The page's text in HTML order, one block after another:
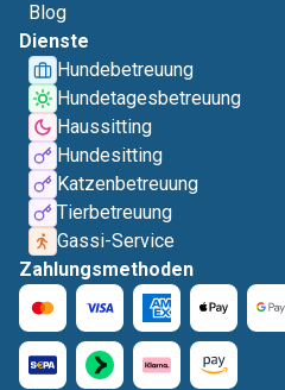
Blog
Dienste
Hundebetreuung
Hundetagesbetreuung
Haussitting
Hundesitting
Katzenbetreuung
Tierbetreuung
Gassi-Service
Zahlungsmethoden